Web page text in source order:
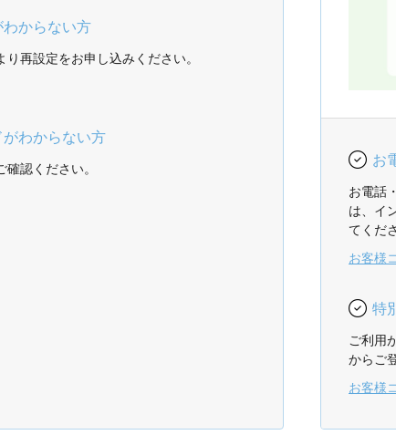
からない方
再設定をお申し込みください。
わからない方
認ください。
お
お電話
は、イ
てくだ
お客様
特
ご利用
からご
お客様